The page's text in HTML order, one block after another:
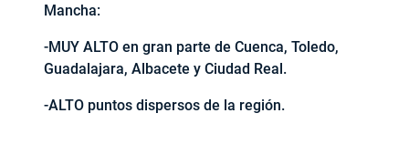
Mancha:
-MUY ALTO en gran parte de Cuenca, Toledo,
Guadalajara, Albacete y Ciudad Real.
-ALTO puntos dispersos de la región.